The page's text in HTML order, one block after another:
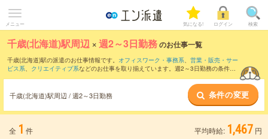
メニュー 気になる! ログイン 検索
千歳(北海道)駅周辺 ×週2～3日勤務のお仕事一覧
千歳(北海道)駅の派遣のお仕事情報です。 オフィスワーク・事務系、 営業・販売・サー
ビス系、 クリエイティブ系などのお仕事を取り揃えています。週2～3日勤務の条件の
千歳(北海道)駅周辺 / 週2～3日勤務 条件の変更
全 1 件 平均時給: 1,467 円